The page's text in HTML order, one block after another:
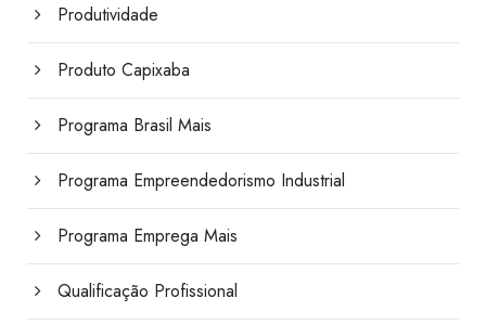
Produtividade
Produto Capixaba
Programa Brasil Mais
Programa Empreendedorismo Industrial
Programa Emprega Mais
Qualificação Profissional